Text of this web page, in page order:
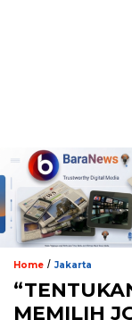
Home / Jakarta
MEMILIH